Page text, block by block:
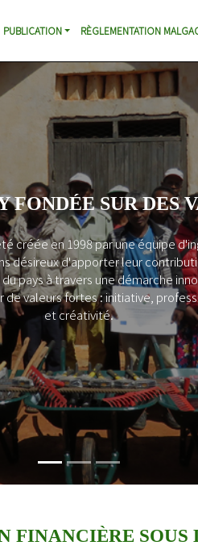
PUBLICATION RÈGLEMENTATION
SUR DES
créée en 1998 par une équipe
désireux d'apporter leur
pays à travers une démarche
de valeurs fortes : initiative,
et créativité.
FINANCIÈRE